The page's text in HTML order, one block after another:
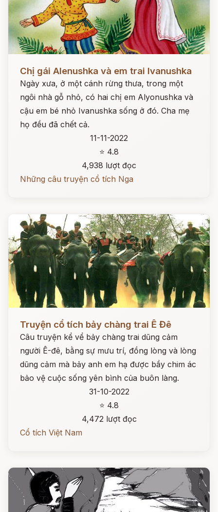
Chị gái Alenushka và em trai Ivanushka
Ngày xưa, ở một cánh rừng thưa, trong một
ngôi nhà gỗ nhỏ, có hai chị em Alyonushka và
cậu em bé nhỏ Ivanushka sống ở đó. Cha mẹ
họ đều đã chết cả.
11-11-2022
⭐ 4.8
4,938 lượt đọc
Những câu truyện cổ tích Nga
Truyện cổ tích bảy chàng trai Ê Đê
Câu truyện kể vể bảy chàng trai dũng cảm
người Ê-đê, bằng sự mưu trí, đồng lòng và lòng
dũng cảm mà bảy anh em hạ được bầy chim ác
bảo vệ cuộc sống yên bình của buôn làng.
31-10-2022
⭐ 4.8
4,472 lượt đọc
Cổ tích Việt Nam